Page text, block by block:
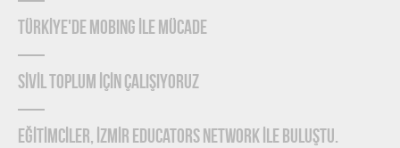
TÜRKİYE'DE MOBING İLE MÜCADE
SİVİL TOPLUM İÇİN ÇALIŞIYORUZ
EĞİTİMCİLER, İZMİR EDUCATORS NETWORK İLE BULUŞTU.